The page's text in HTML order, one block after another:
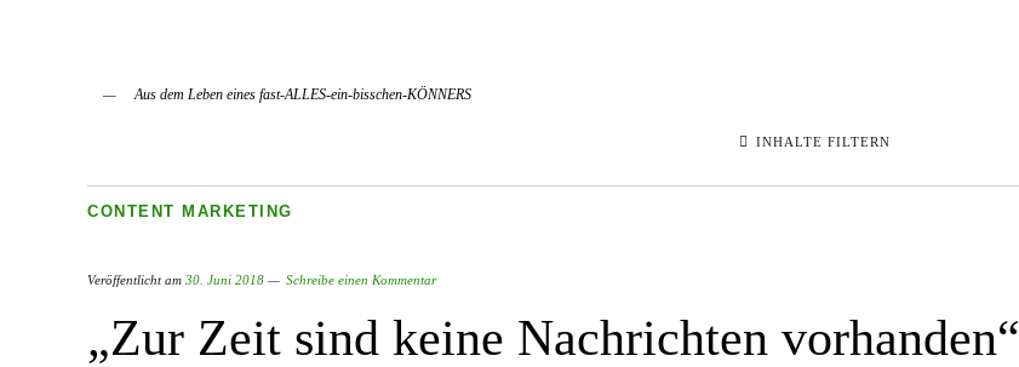
Aus dem Leben eines fast-ALLES-ein-bisschen-KÖNNERS
INHALTE FILTERN
CONTENT MARKETING
Veröffentlicht am 30. Juni 2018 Schreibe einen Kommentar
„Zur Zeit sind keine Nachrichten vorhanden“